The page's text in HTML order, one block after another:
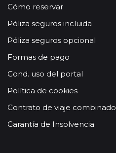
Cómo reservar
Póliza seguros incluida
Póliza seguros opcional
Formas de pago
Cond. uso del portal
Política de cookies
Contrato de viaje combinado
Garantía de Insolvencia